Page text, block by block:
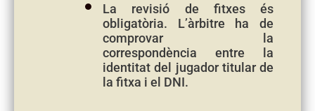
La revisió de fitxes és
obligatòria. L’àrbitre ha de
comprovar la
correspondència entre la
identitat del jugador titular de
la fitxa i el DNI.